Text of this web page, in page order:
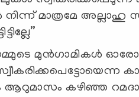
മാത്രമേ അല്ലാഹു
മുന്‍ഗാമികള്‍ ഓരോ
ആറുമാസം കഴിഞ്ഞ